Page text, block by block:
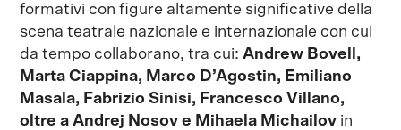
formativi con figure altamente significative della
scena teatrale nazionale e internazionale con cui
da tempo collaborano, tra cui:Andrew Bovell,
Marta Ciappina, Marco D’Agostin, Emiliano
Masala, Fabrizio Sinisi, Francesco Villano,
oltre a Andrej Nosov e Mihaela Michailov in